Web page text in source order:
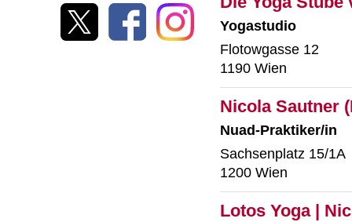
Yogastudio
Flotowgasse 12
1190 Wien
Nicola Sautner
Nuad-Praktiker/in
Sachsenplatz 15/1A
1200 Wien
Lotos Yoga |